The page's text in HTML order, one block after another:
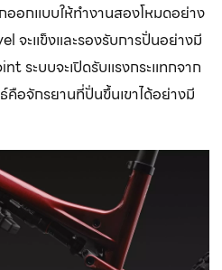
อกแบบให้ทำงานสองโหมดอย่าง
จะแข็งและรองรับการปั่นอย่างมี
ระบบจะเปิดรับแรงกระแทกจาก
อจักรยานที่ปั่นขึ้นเขาได้อย่างมี